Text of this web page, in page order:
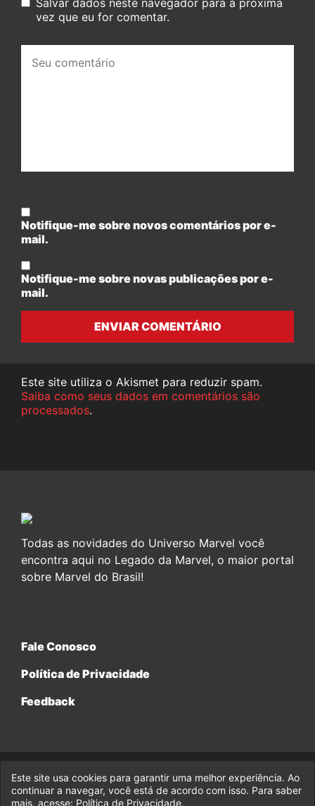
vez que eu for comentar.
comentário:
Notifique-me sobre novos comentários por e-
mail.
Notifique-me sobre novas publicações por e-
mail.
ENVIAR COMENTÁRIO
Este site utiliza o Akismet para reduzir spam.
Saiba como seus dados em comentários são
processados.
Todas as novidades do Universo Marvel você
encontra aqui no Legado da Marvel, o maior portal
sobre Marvel do Brasil!
Fale Conosco
Política de Privacidade
Feedback
© 2017-2026 Legado da Marvel, uma empresa da Legado
Enterprises.
Este site usa cookies para garantir uma melhor experiência. Ao
continuar a navegar, você está de acordo com isso. Para saber
mais, acesse: Política de Privacidade.